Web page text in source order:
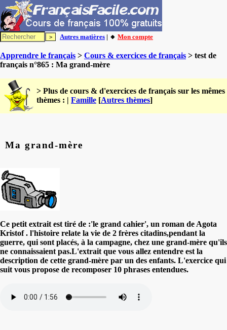
Autres matières | 🔸 Mon compte
Apprendre le français > Cours & exercices de français > test de
français n°865 : Ma grand-mère
> Plus de cours & d'exercices de français sur les mêmes
thèmes : | Famille [Autres thèmes]
Ma grand-mère
Ce petit extrait est tiré de :'le grand cahier', un roman de Agota
Kristof . l'histoire relate la vie de 2 frères citadins,pendant la
guerre, qui sont placés, à la campagne, chez une grand-mère qu'ils
ne connaissaient pas.L'extrait que vous allez entendre est la
description de cette grand-mère par un des enfants. L'exercice qui
suit vous propose de recomposer 10 phrases entendues.